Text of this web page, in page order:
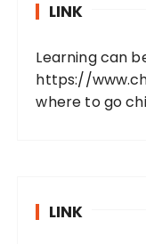
LINK
Learning can
https://
where to go
LINK